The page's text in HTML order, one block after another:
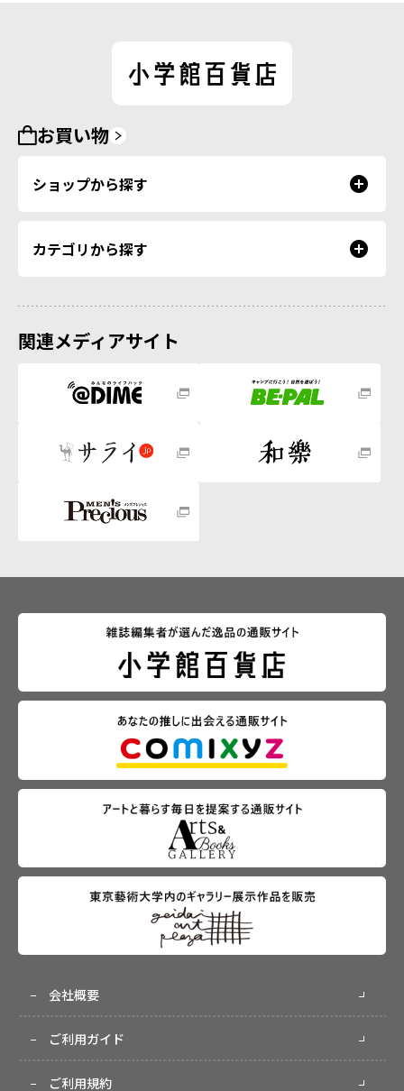
お買い物
ショップから探す
カテゴリから探す
関連メディアサイト
会社概要
ご利用ガイド
ご利用規約